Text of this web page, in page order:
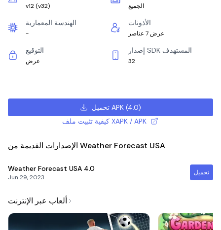
v12 (v32) الجميع
الهندسة المعمارية
-
الأذونات
عرض 7 عناصر
التوقيع
عرض
إصدار SDK المستهدف
32
تحميل APK(4.0)
كيفية تثبيت ملف XAPK / APK
الإصدارات القديمة من Weather Forecast USA
Weather Forecast USA 4.0
Jun 29, 2023
تحميل
ألعاب عبر الإنترنت